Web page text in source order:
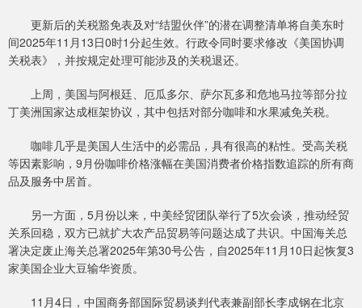
更新后的关税豁免表及对“结盟伙伴”的潜在调整清单将自美东时
间2025年11月13日0时1分起生效。行政令同时要求修改《美国协调
关税表》，并按规定处理可能涉及的关税退还。
上周，美国与阿根廷、厄瓜多尔、萨尔瓦多和危地马拉等部分拉
丁美洲国家达成框架协议，其中包括对部分咖啡和水果减免关税。
咖啡几乎是美国人生活中的必需品，具有很高的粘性。受高关税
等因素影响，9月份咖啡价格涨幅在美国消费者价格指数追踪的所有商
品及服务中居首。
另一方面，5月份以来，中美经贸团队举行了5次会谈，推动经贸
关系回稳，双方已就扩大农产品贸易等问题达成了共识。中国海关总
署决定废止海关总署2025年第30号公告，自2025年11月10日起恢复3
家美国企业大豆输华资质。
11月4日，中国商务部国际贸易谈判代表兼副部长李成钢在北京